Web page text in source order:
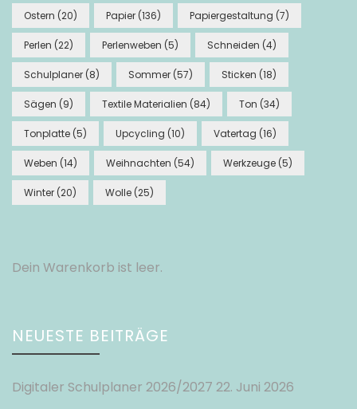
Ostern (20) Papier (136) Papiergestaltung (7)
Perlen (22) Perlenweben (5) Schneiden (4)
Schulplaner (8) Sommer (57) Sticken (18)
Sägen (9) Textile Materialien (84) Ton (34)
Tonplatte (5) Upcycling (10) Vatertag (16)
Weben (14) Weihnachten (54) Werkzeuge (5)
Winter (20) Wolle (25)
Dein Warenkorb ist leer.
NEUESTE BEITRÄGE
Digitaler Schulplaner 2026/2027 22. Juni 2026